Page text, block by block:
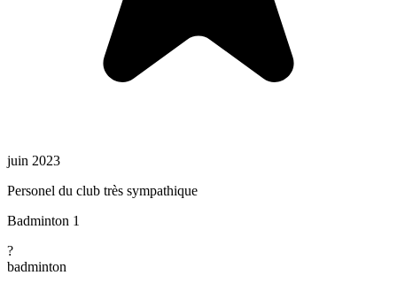
juin 2023
Personel du club très sympathique
Badminton 1
?
badminton